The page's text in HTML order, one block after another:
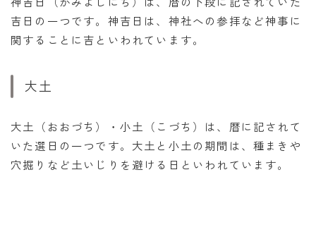
吉日の一つです。神吉日は、神社への参拝など神事に
関することに吉といわれています。
大土
大土（おおづち）・小土（こづち）は、暦に記されて
いた選日の一つです。大土と小土の期間は、種まきや
穴掘りなど土いじりを避ける日といわれています。